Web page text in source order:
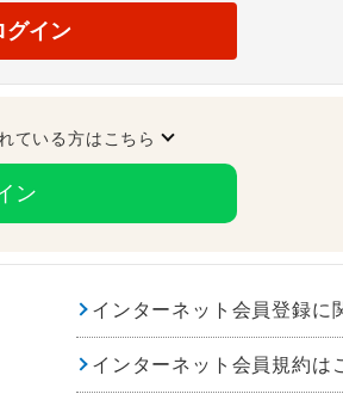
グイン
ている方はこちら
ン
インターネット会員登録に
インターネット会員規約は